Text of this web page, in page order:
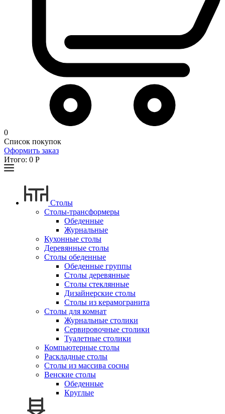
0
Список покупок
Оформить заказ
Итого: 0 Р
Столы
Столы-трансформеры
Обеденные
Журнальные
Кухонные столы
Деревянные столы
Столы обеденные
Обеденные группы
Столы деревянные
Столы стеклянные
Дизайнерские столы
Столы из керамогранита
Столы для комнат
Журнальные столики
Сервировочные столики
Туалетные столики
Компьютерные столы
Раскладные столы
Столы из массива сосны
Венские столы
Обеденные
Круглые